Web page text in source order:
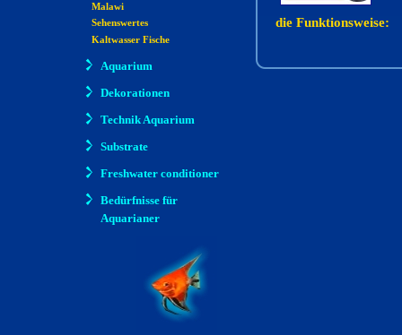
Malawi
Sehenswertes
Kaltwasser Fische
Aquarium
Dekorationen
Technik Aquarium
Substrate
Freshwater conditioner
Bedürfnisse für
Aquarianer
die Funktionsweise: